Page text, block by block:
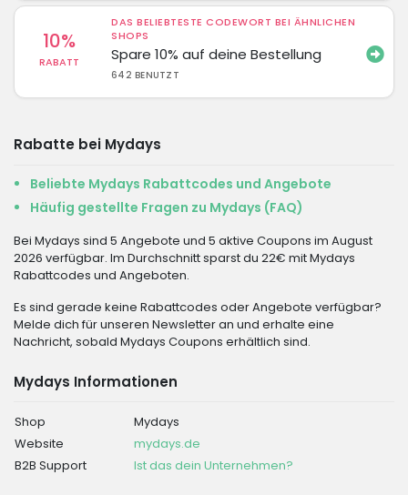
10%
RABATT
DAS BELIEBTESTE CODEWORT BEI ÄHNLICHEN
SHOPS
Spare 10% auf deine Bestellung
642 BENUTZT
Rabatte bei Mydays
Beliebte Mydays Rabattcodes und Angebote
Häufig gestellte Fragen zu Mydays (FAQ)
Bei Mydays sind 5 Angebote und 5 aktive Coupons im August
2026 verfügbar. Im Durchschnitt sparst du 22€ mit Mydays
Rabattcodes und Angeboten.
Es sind gerade keine Rabattcodes oder Angebote verfügbar?
Melde dich für unseren Newsletter an und erhalte eine
Nachricht, sobald Mydays Coupons erhältlich sind.
Mydays Informationen
Shop
Mydays
Website
mydays.de
B2B Support
Ist das dein Unternehmen?